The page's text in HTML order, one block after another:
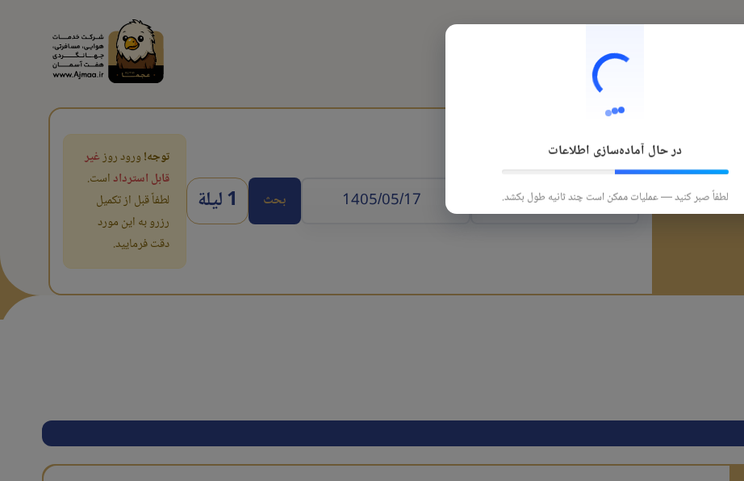
تورهای داخلی
تاريخ الوصول بحث 1 ليلة
توجه!ورود روزغیر
قابل استرداداست.
لطفاً قبل از تکمیل
رزرو به این مورد
دقت فرمایید.
در حال آماده‌سازی اطلاعات
لطفاً صبر کنید — عملیات ممکن است چند ثانیه طول بکشد.